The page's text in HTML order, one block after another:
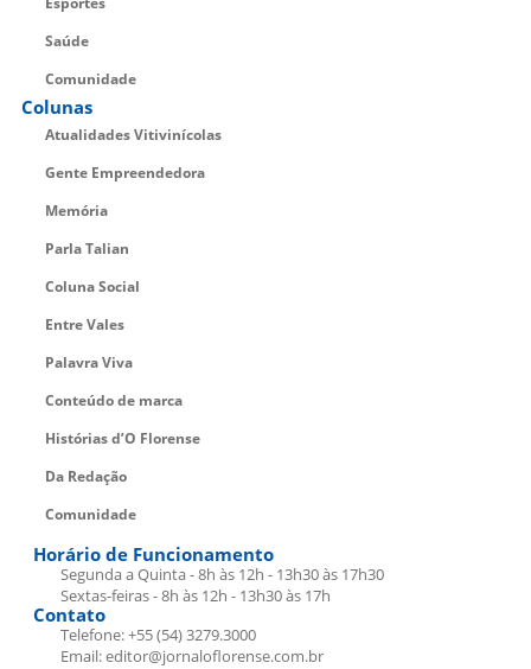
Saúde
Comunidade
Colunas
Atualidades Vitivinícolas
Gente Empreendedora
Memória
Parla Talian
Coluna Social
Entre Vales
Palavra Viva
Conteúdo de marca
Histórias d’O Florense
Da Redação
Comunidade
Horário de Funcionamento
Segunda a Quinta - 8h às 12h - 13h30 às 17h30
Sextas-feiras - 8h às 12h - 13h30 às 17h
Contato
Telefone: +55 (54) 3279.3000
Email: editor@jornaloflorense.com.br